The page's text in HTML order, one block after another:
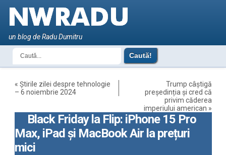
un blog de Radu Dumitru
«Știrile zilei despre tehnologie
– 6 noiembrie 2024
Trump câștigă
președinția și cred că
privim căderea
imperiului american »
Black Friday la Flip: iPhone 15 Pro
Max, iPad și MacBook Air la prețuri
mici